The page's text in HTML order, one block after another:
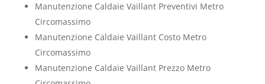
Manutenzione Caldaie Vaillant Preventivi Metro
Circomassimo
Manutenzione Caldaie Vaillant Costo Metro
Circomassimo
Manutenzione Caldaie Vaillant Prezzo Metro